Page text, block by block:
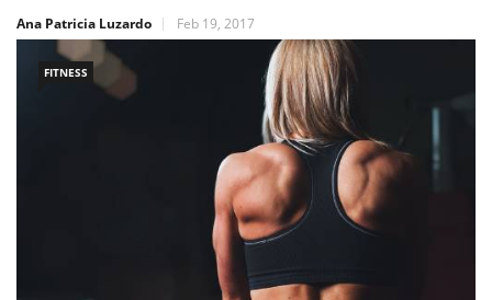
Ana Patricia Luzardo
Feb 19, 2017
FITNESS